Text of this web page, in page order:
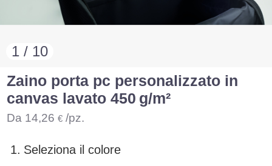
1 / 10
Zaino porta pc personalizzato in
canvas lavato 450 g/m²
Da 14,26 € /pz.
1. Seleziona il colore